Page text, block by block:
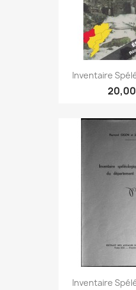
Inventaire
20,00
Inventaire